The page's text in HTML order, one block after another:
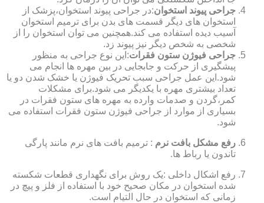
جراحی پیوند استخوان:در جراحی پیوند استخوان،پزشک از
استخوان های دیگر قسمت های بدن برای ترمیم استخوان
آسیب دیده استفاده می کند.همچنین می توان استخوان را از
شخصی به شخص دیگر نیز پیوند زد.
جراحی فیوژن ستون فقرات:این نوع جراحی به منظور
پیشگیری از حرکت و جابجایی در بین مهره ها انجام می
شود.این عمل جراحی سبب تحریک فیوژن یا خشک شدن دو یا
تعداد بیشتری مهره با یکدیگر می شود.برای مشکلات
کمر،گردن و صدمات وارده به مهره های ستون فقرات در
بسیاری از موارد از جراحی فیوژن ستون فقرات استفاده می
شود.
رفع مشکل بافت نرم : ترمیم بافت های نرم مانند پارگی
تاندون یا رباط ها.
رفع اشکال داخلی :یک روش برای نگهداری قطعات شکسته
شده استخوان در مکان صحیح خود با استفاده از فلز و پیچ در
زمانی که استخوان در حال التیام است.